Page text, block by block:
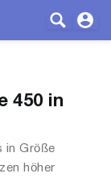
450 in
in Größe
höher
Sale Tops, T-